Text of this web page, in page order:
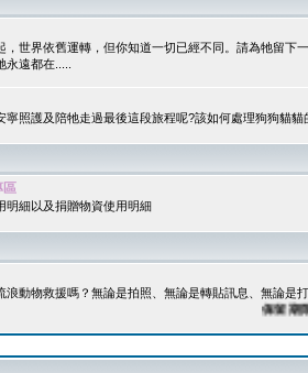
，世界依舊運轉，但你知道一切已經不同。請為牠留下
遠都在.....
寧照護及陪牠走過最後這段旅程呢?該如何處理狗狗貓貓
區
明細以及捐贈物資使用明細
浪動物救援嗎？無論是拍照、無論是轉貼訊息、無論是
保留期限：